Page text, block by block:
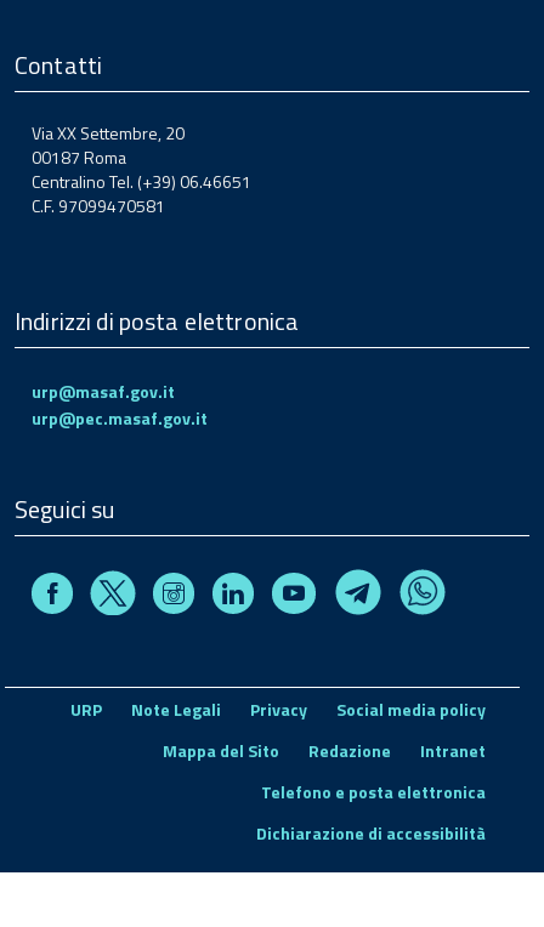
Contatti
Via XX Settembre, 20
00187 Roma
Centralino Tel. (+39) 06.46651
C.F. 97099470581
Indirizzi di posta elettronica
urp@masaf.gov.it
urp@pec.masaf.gov.it
Seguici su
FacebookX InstagramLinkedin Youtube TelegramWhatsapp
URP Note Legali Privacy
Social media policy
Mappa del Sito
Redazione
Intranet
Telefono e posta elettronica
Dichiarazione di accessibilità